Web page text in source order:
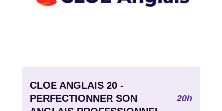
CLOE ANGLAIS 20 -
PERFECTIONNER SON
20h